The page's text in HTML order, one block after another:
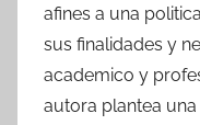
afines a una
sus finalidades y
academico y
autora plantea